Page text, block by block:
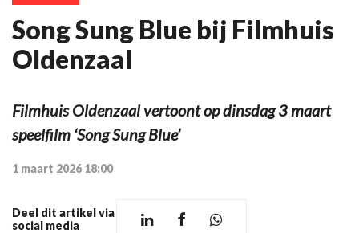
Song Sung Blue bij Filmhuis
Oldenzaal
Filmhuis Oldenzaal vertoont op dinsdag 3 maart
speelfilm ‘Song Sung Blue’
1 maart 2026 18:00
Deel dit artikel via
social media